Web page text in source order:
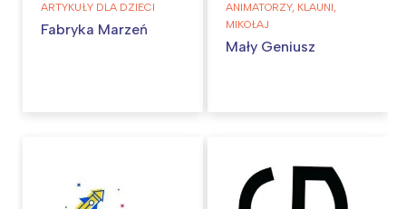
ARTYKUŁY DLA DZIECI
Fabryka Marzeń
ANIMATORZY, KLAUNI,
MIKOŁAJ
Mały Geniusz